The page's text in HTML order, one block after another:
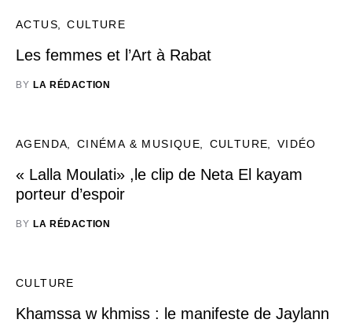
ACTUS CULTURE
Les femmes et l’Art à Rabat
BY LA RÉDACTION
AGENDA CINÉMA & MUSIQUE CULTURE VIDÉO
« Lalla Moulati» ,le clip de Neta El kayam
porteur d’espoir
BY LA RÉDACTION
CULTURE
Khamssa w khmiss : le manifeste de Jaylann